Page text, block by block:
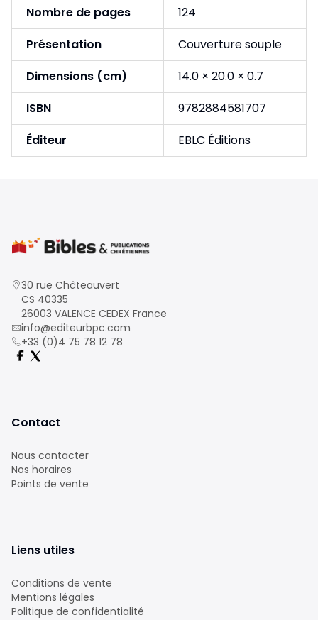
Nombre de pages
124
Présentation
Couverture souple
Dimensions (cm)
14.0 × 20.0 × 0.7
ISBN
9782884581707
Éditeur
EBLC Éditions
30 rue Châteauvert
CS 40335
26003 VALENCE CEDEX France
info@editeurbpc.com
+33 (0)4 75 78 12 78
Contact
Nous contacter
Nos horaires
Points de vente
Liens utiles
Conditions de vente
Mentions légales
Politique de confidentialité